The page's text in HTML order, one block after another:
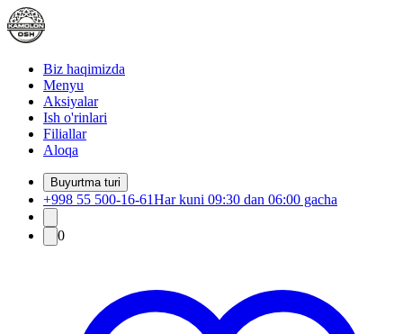
Biz haqimizda
Menyu
Aksiyalar
Ish o'rinlari
Filiallar
Aloqa
Buyurtma turi
+998 55 500-16-61Har kuni 09:30 dan 06:00 gacha
0